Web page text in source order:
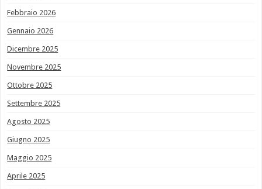
Febbraio 2026
Gennaio 2026
Dicembre 2025
Novembre 2025
Ottobre 2025
Settembre 2025
Agosto 2025
Giugno 2025
Maggio 2025
Aprile 2025